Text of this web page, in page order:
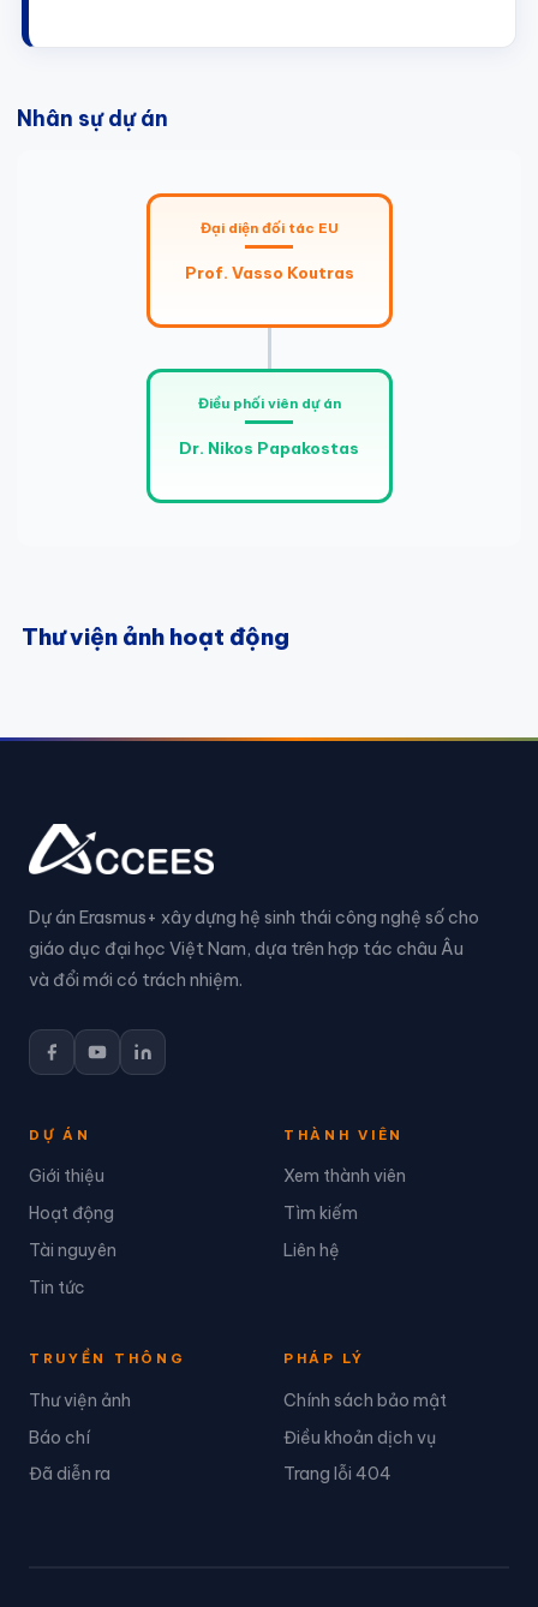
Nhân sự dự án
Đại diện đối tác EU
Prof. Vasso Koutras
Điều phối viên dự án
Dr. Nikos Papakostas
Thư viện ảnh hoạt động
Dự án Erasmus+ xây dựng hệ sinh thái công nghệ số cho
giáo dục đại học Việt Nam, dựa trên hợp tác châu Âu
và đổi mới có trách nhiệm.
DỰ ÁN
Giới thiệu
Hoạt động
Tài nguyên
Tin tức
THÀNH VIÊN
Xem thành viên
Tìm kiếm
Liên hệ
TRUYỀN THÔNG
Thư viện ảnh
Báo chí
Đã diễn ra
PHÁP LÝ
Chính sách bảo mật
Điều khoản dịch vụ
Trang lỗi 404